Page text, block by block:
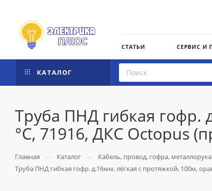
СТАТЬИ СЕРВИС И
КАТАЛОГ
Труба ПНД гибкая гофр.
°C, 71916, ДКС Octopus
Главная — Каталог — Кабель, провод, гофра,
Труба ПНД гибкая гофр. д.16мм, лёгкая с протяжкой, 100м,